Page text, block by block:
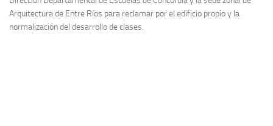
Arquitectura de Entre Ríos para reclamar por el edificio propio y la
normalización del desarrollo de clases.